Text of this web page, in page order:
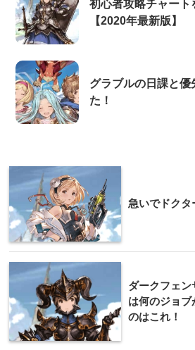
初心者攻略チャート
【2020年最新版】
グラブルの日課と優
た！
急いでドクタ
ダークフェ
は何のジョ
のはこれ！